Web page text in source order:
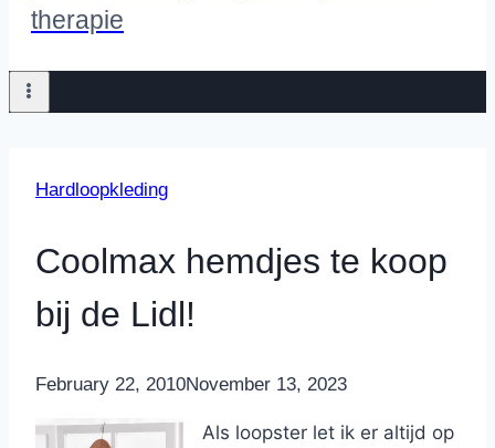
therapie
Hardloopkleding
Coolmax hemdjes te koop
bij de Lidl!
ByNicole
February 22, 2010November 13, 2023
Als loopster let ik er altijd op